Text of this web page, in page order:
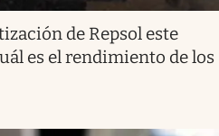
de Repsol este
es el rendimiento de los